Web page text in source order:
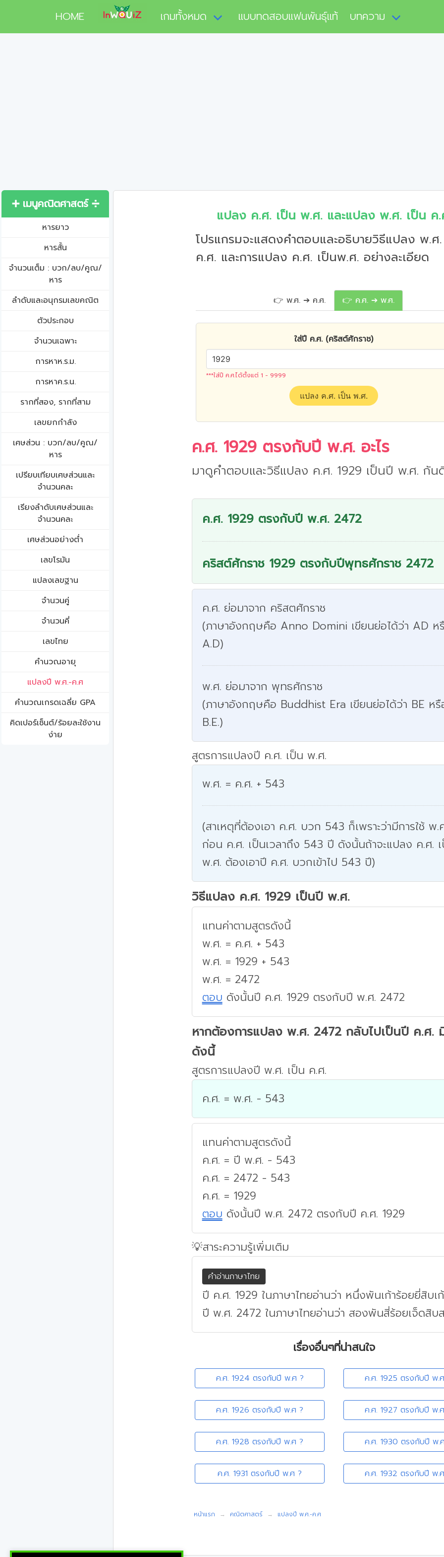
HOME เกมทั้งหมด แบบทดสอบแฟนพันธุ์แท้ บทความ
➕ เมนูคณิตศาสตร์ ➗
หารยาว
หารสั้น
จำนวนเต็ม : บวก/ลบ/คูณ/
หาร
ลำดับและอนุกรมเลขคณิต
ตัวประกอบ
จำนวนเฉพาะ
การหาห.ร.ม.
การหาค.ร.น.
รากที่สอง, รากที่สาม
เลขยกกำลัง
เศษส่วน : บวก/ลบ/คูณ/
หาร
เปรียบเทียบเศษส่วนและ
จำนวนคละ
เรียงลำดับเศษส่วนและ
จำนวนคละ
เศษส่วนอย่างต่ำ
เลขโรมัน
แปลงเลขฐาน
จำนวนคู่
จำนวนคี่
เลขไทย
คำนวณอายุ
แปลงปี พ.ศ.-ค.ศ
คํานวณเกรดเฉลี่ย GPA
คิดเปอร์เซ็นต์/ร้อยละใช้งาน
ง่าย
แปลง ค.ศ. เป็น พ.ศ. และแปลง พ.ศ. เป็น ค.
โปรแกรมจะแสดงคำตอบและอธิบายวิธีแปลง พ.ศ
ค.ศ. และการแปลง ค.ศ. เป็นพ.ศ. อย่างละเอียด
👉 พ.ศ. ➔ ค.ศ. 👉 ค.ศ. ➔ พ.ศ.
ใส่ปี ค.ศ. (คริสต์ศักราช)
***ใส่ปี ค.ศ.ได้ตั้งแต่ 1 - 9999
แปลง ค.ศ. เป็น พ.ศ.
ค.ศ. 1929 ตรงกับปี พ.ศ. อะไร
มาดูคำตอบและวิธีแปลง ค.ศ. 1929 เป็นปี พ.ศ. กัน
ค.ศ. 1929 ตรงกับปี พ.ศ. 2472
คริสต์ศักราช 1929 ตรงกับปีพุทธศักราช 2472
ค.ศ. ย่อมาจาก คริสตศักราช
(ภาษาอังกฤษคือ Anno Domini เขียนย่อได้ว่า AD ห
A.D)
พ.ศ. ย่อมาจาก พุทธศักราช
(ภาษาอังกฤษคือ Buddhist Era เขียนย่อได้ว่า BE ห
B.E.)
สูตรการแปลงปี ค.ศ. เป็น พ.ศ.
พ.ศ. = ค.ศ. + 543
(สาเหตุที่ต้องเอา ค.ศ. บวก 543 ก็เพราะว่ามีการใช้ พ.
ก่อน ค.ศ. เป็นเวลาถึง 543 ปี ดังนั้นถ้าจะแปลง ค.ศ.
พ.ศ. ต้องเอาปี ค.ศ. บวกเข้าไป 543 ปี)
วิธีแปลง ค.ศ. 1929 เป็นปี พ.ศ.
แทนค่าตามสูตรดังนี้
พ.ศ. = ค.ศ. + 543
พ.ศ. = 1929 + 543
พ.ศ. = 2472
ตอบ ดังนั้นปี ค.ศ. 1929 ตรงกับปี พ.ศ. 2472
หากต้องการแปลง พ.ศ. 2472 กลับไปเป็นปี ค.ศ.
ดังนี้
สูตรการแปลงปี พ.ศ. เป็น ค.ศ.
ค.ศ. = พ.ศ. - 543
แทนค่าตามสูตรดังนี้
ค.ศ. = ปี พ.ศ. - 543
ค.ศ. = 2472 - 543
ค.ศ. = 1929
ตอบ ดังนั้นปี พ.ศ. 2472 ตรงกับปี ค.ศ. 1929
💡สาระความรู้เพิ่มเติม
คำอ่านภาษาไทย
ปี ค.ศ. 1929 ในภาษาไทยอ่านว่า หนึ่งพันเก้าร้อยยี่สิบเ
ปี พ.ศ. 2472 ในภาษาไทยอ่านว่า สองพันสี่ร้อยเจ็ดสิบ
เรื่องอื่นๆที่น่าสนใจ
ค.ศ. 1924 ตรงกับปี พ.ศ ? ค.ศ. 1925 ตรงกับปี พ.
ค.ศ. 1926 ตรงกับปี พ.ศ ? ค.ศ. 1927 ตรงกับปี พ.
ค.ศ. 1928 ตรงกับปี พ.ศ ? ค.ศ. 1930 ตรงกับปี พ.
ค.ศ. 1931 ตรงกับปี พ.ศ ? ค.ศ. 1932 ตรงกับปี พ.
หน้าแรก คณิตศาสตร์ แปลงปี พ.ศ.-ค.ศ